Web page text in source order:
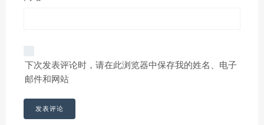
下次发表评论时，请在此浏览器中保存我的姓名、电子
邮件和网站